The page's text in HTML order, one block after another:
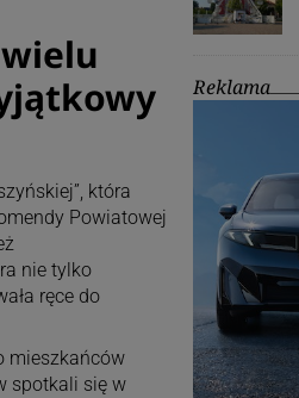
która
Powiatowej
nie tylko
ręce do
mieszkańców
spotkali się w
Reklama